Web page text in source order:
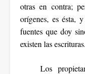
otras en contra;
orígenes, es ésta,
fuentes que doy
existen las escrituras.
Los